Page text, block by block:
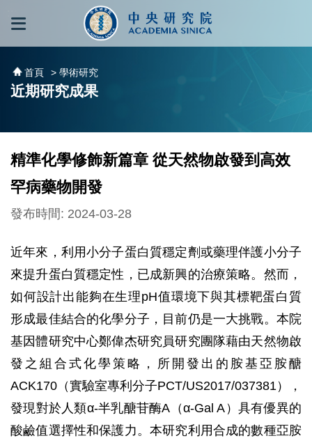
跳到主要內容區塊
首頁 > 學術研究
近期研究成果
精準化學修飾新篇章 從天然物啟發到高效
罕病藥物開發
發布時間: 2024-03-28
近年來，利用小分子蛋白質穩定劑或藥理伴護小分子
來提升蛋白質穩定性，已成新興的治療策略。然而，
如何設計出能夠在生理pH值環境下與其標靶蛋白質
形成最佳結合的化學分子，目前仍是一大挑戰。本院
基因體研究中心鄭偉杰研究員研究團隊藉由天然物啟
發之組合式化學策略，所開發出的胺基亞胺醣
ACK170（實驗室專利分子PCT/US2017/037381），
發現對於人類α-半乳醣苷酶A（α-Gal A）具有優異的
酸鹼值選擇性和保護力。本研究利用合成的數種亞胺